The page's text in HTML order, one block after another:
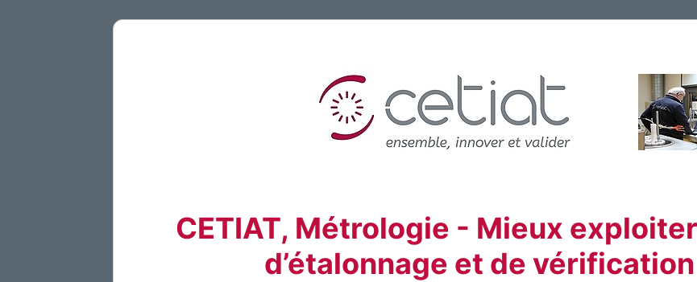
CETIAT, Métrologie - Mieux
d’étalonnage et de